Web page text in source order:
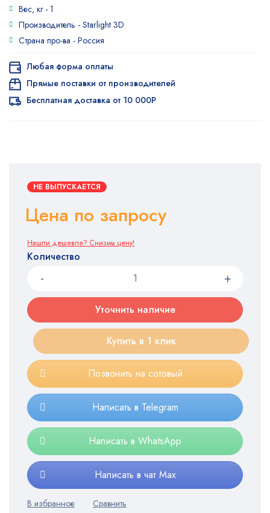
Вес, кг - 1
Производитель - Starlight 3D
Страна про-ва - Россия
НЕ ВЫПУСКАЕТСЯ
Цена по запросу
Нашли дешевле? Снизим цену!
Количество
Уточнить наличие
Купить в 1 клик
Позвонить на сотовый
Написать в Telegram
Написать в WhatsApp
Написать в чат Max
Любая форма оплаты
Прямые поставки от производителей
Бесплатная доставка от 10 000Р